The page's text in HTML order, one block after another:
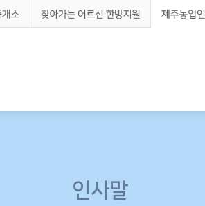
제주문화중개소 찾아가는
인사말